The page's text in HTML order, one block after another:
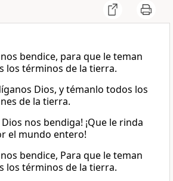
bendice, para que le teman
los términos de la tierra.
Dios, y témanlo todos los
de la tierra.
Dios nos bendiga! ¡Que le rinda
el mundo entero!
bendice, Para que le teman
los términos de la tierra.